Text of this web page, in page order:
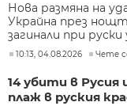
Нова размяна на
Украйна през
загинали при
10:13, 04.08.2026 Чете
14 убити в Русия
плаж в руския